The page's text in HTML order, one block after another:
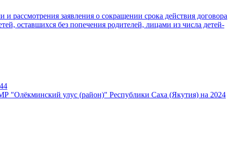
заявления о сокращении срока действия договора
оставшихся без попечения родителей, лицами из числа детей-
"Олёкминский улус (район)" Республики Саха (Якутия) на 2024